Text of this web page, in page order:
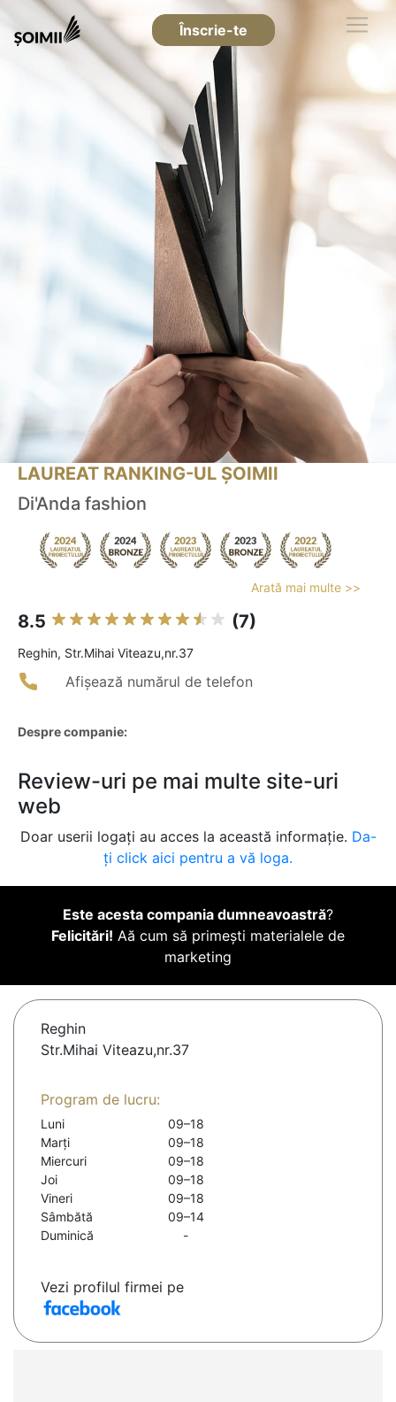
Înscrie-te
LAUREAT RANKING-UL ȘOIMII
Di'Anda fashion
Arată mai multe >>
8.5 (7)
Reghin, Str.Mihai Viteazu,nr.37
Afișează numărul de telefon
Despre companie:
Review-uri pe mai multe site-uri
web
Doar userii logați au acces la această informație. Da-
ți click aici pentru a vă loga.
Este acesta compania dumneavoastră?
Felicitări! Aă cum să primești materialele de
marketing
Reghin
Str.Mihai Viteazu,nr.37
Program de lucru:
Luni
09–18
Marți
09–18
Miercuri
09–18
Joi
09–18
Vineri
09–18
Sâmbătă
09–14
Duminică
-
Vezi profilul firmei pe